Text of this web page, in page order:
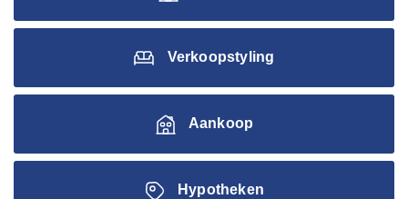
Verkoopstyling
Aankoop
Hypotheken